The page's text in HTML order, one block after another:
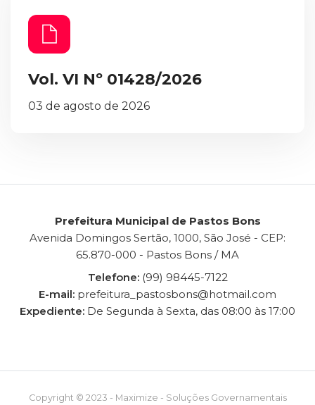
Vol. VI Nº 01428/2026
03 de agosto de 2026
Prefeitura Municipal de Pastos Bons
Avenida Domingos Sertão, 1000, São José - CEP:
65.870-000 - Pastos Bons / MA
Telefone:(99) 98445-7122
E-mail: prefeitura_pastosbons@hotmail.com
Expediente: De Segunda à Sexta, das 08:00 às 17:00
Copyright © 2023 - Maximize - Soluções Governamentais